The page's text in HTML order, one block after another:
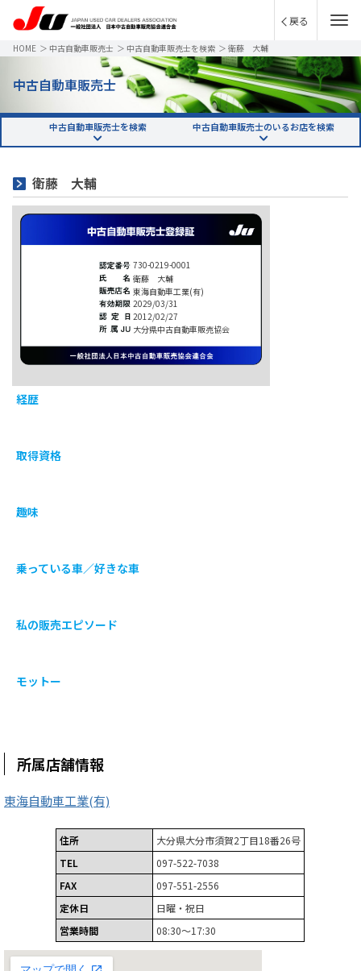
戻る
HOME ＞ 中古自動車販売士 ＞ 中古自動車販売士を検索 ＞ 衛藤 大輔
中古自動車販売士
中古自動車販売士を検索 中古自動車販売士のいるお店を検索
衛藤 大輔
730-0219-0001
衛藤 大輔
東海自動車工業(有)
2029/03/31
2012/02/27
大分県中古自動車販売協会
経歴
取得資格
趣味
乗っている車／好きな車
私の販売エピソード
モットー
所属店舗情報
東海自動車工業(有)
住所
大分県大分市須賀2丁目18番26号
TEL
097-522-7038
FAX
097-551-2556
定休日
日曜・祝日
営業時間
08:30～17:30